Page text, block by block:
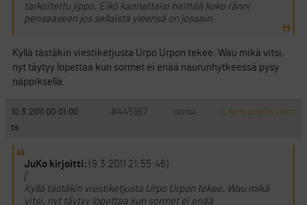
tarkoitettu jippo. Eikö kannattaisi heittää koko ränni
pensaaseen jos sellaista yleensä on jossain.
Kyllä tästäkin viestiketjusta Urpo Urpon tekee. Wau mikä vitsi,
nyt täytyy lopettaa kun sormet ei enää naurunhytkeessä pysy
näppiksellä.
10.3.2011 00:01:00 #445167 VASTAA ILMOITA ASIATON VIESTI
ts
JuKo kirjoitti: (9.3.2011 21:55:46)
[
Kyllä tästäkin viestiketjusta Urpo Urpon tekee. Wau mikä
vitsi, nyt täytyy lopettaa kun sormet ei enää